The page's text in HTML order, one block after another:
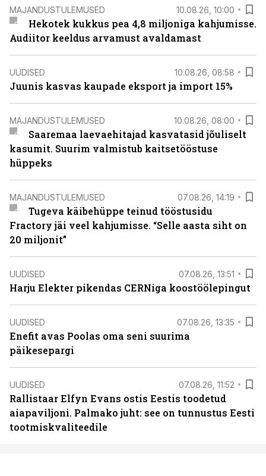
MAJANDUSTULEMUSED 10.08.26, 10:00
Hekotek kukkus pea 4,8 miljoniga kahjumisse.
Audiitor keeldus arvamust avaldamast
UUDISED 10.08.26, 08:58
Juunis kasvas kaupade eksport ja import 15%
MAJANDUSTULEMUSED 10.08.26, 08:00
Saaremaa laevaehitajad kasvatasid jõuliselt
kasumit. Suurim valmistub kaitsetööstuse
hüppeks
MAJANDUSTULEMUSED 07.08.26, 14:19
Tugeva käibehüppe teinud tööstusidu
Fractory jäi veel kahjumisse. “Selle aasta siht on
20 miljonit”
UUDISED 07.08.26, 13:51
Harju Elekter pikendas CERNiga koostöölepingut
UUDISED 07.08.26, 13:35
Enefit avas Poolas oma seni suurima
päikesepargi
UUDISED 07.08.26, 11:52
Rallistaar Elfyn Evans ostis Eestis toodetud
aiapaviljoni. Palmako juht: see on tunnustus Eesti
tootmiskvaliteedile